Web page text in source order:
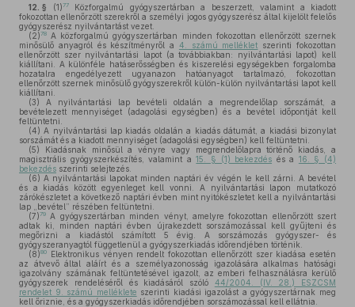
12. § (1)77Közforgalmú gyógyszertárban a beszerzett, valamint a kiadott
fokozottan ellenőrzött szerekről a személyi jogos gyógyszerész által kijelölt felelős
gyógyszerész nyilvántartást vezet.
(2)78 A közforgalmú gyógyszertárban minden fokozottan ellenőrzött szernek
minősülő anyagról és készítményről a 4. számú melléklet szerinti fokozottan
ellenőrzött szer nyilvántartási lapot (a továbbiakban: nyilvántartási lapot) kell
kiállítani. A különféle hatáserősségben és kiszerelési egységekben forgalomba
hozatalra engedélyezett ugyanazon hatóanyagot tartalmazó, fokozottan
ellenőrzött szernek minősülő gyógyszerekről külön-külön nyilvántartási lapot kell
kiállítani.
(3) A nyilvántartási lap bevételi oldalán a megrendelőlap sorszámát, a
bevételezett mennyiséget (adagolási egységben) és a bevétel időpontját kell
feltüntetni.
(4) A nyilvántartási lap kiadás oldalán a kiadás dátumát, a kiadási bizonylat
sorszámát és a kiadott mennyiséget (adagolási egységben) kell feltüntetni.
(5) Kiadásnak minősül a vényre vagy megrendelőlapra történő kiadás, a
magisztrális gyógyszerkészítés, valamint a15. § (1) bekezdés és a 16. § (4)
bekezdés szerinti selejtezés.
(6) A nyilvántartási lapokat minden naptári év végén le kell zárni. A bevétel
és a kiadás között egyenleget kell vonni. A nyilvántartási lapon mutatkozó
zárókészletet a következő naptári évben mint nyitókészletet kell a nyilvántartási
lap „bevétel” részében feltüntetni.
(7)79 A gyógyszertárban minden vényt, amelyre fokozottan ellenőrzött szert
adtak ki, minden naptári évben újrakezdett sorszámozással kell gyűjteni és
megőrizni a kiadástól számított 5 évig. A sorszámozás gyógyszer- és
gyógyszeranyagtól függetlenül a gyógyszerkiadás időrendjében történik.
(8)80
Elektronikus vényen rendelt fokozottan ellenőrzött szer kiadása esetén
az átvevő által aláírt és a személyazonosság igazolására alkalmas hatósági
igazolvány számának feltüntetésével igazolt, az emberi felhasználásra kerülő
gyógyszerek rendeléséről és kiadásáról szóló 44/2004. (IV. 28.) ESZCSM
rendelet 9. számú melléklete szerinti kiadási igazolást a gyógyszertárnak meg
kell őriznie, és a gyógyszerkiadás időrendjében sorszámozással kell ellátnia.